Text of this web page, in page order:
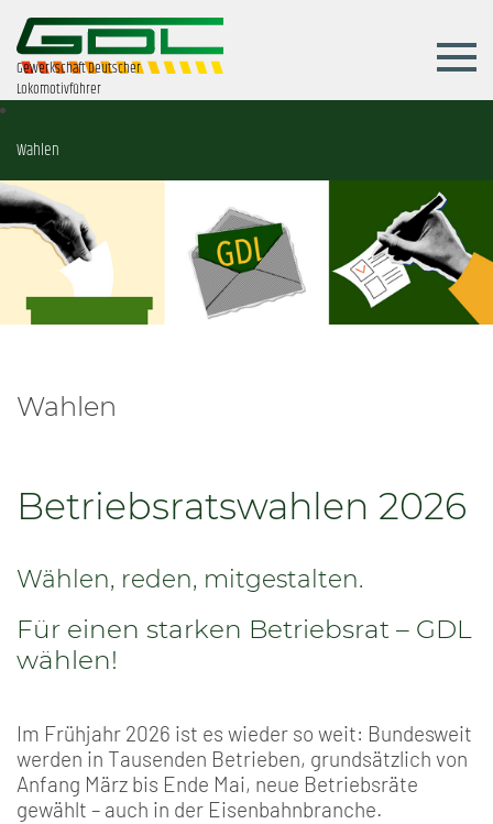
Gewerkschaft Deutscher
Lokomotivführer
Wahlen
Wahlen
Betriebsratswahlen 2026
Wählen, reden, mitgestalten.
Für einen starken Betriebsrat – GDL
wählen!
Im Frühjahr 2026 ist es wieder so weit: Bundesweit
werden in Tausenden Betrieben, grundsätzlich von
Anfang März bis Ende Mai, neue Betriebsräte
gewählt – auch in der Eisenbahnbranche.